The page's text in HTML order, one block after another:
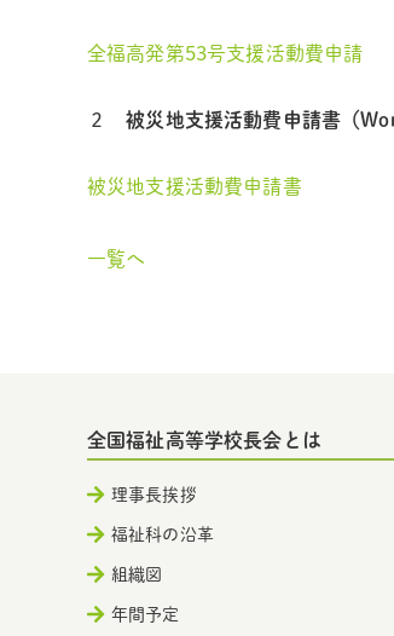
全福高発第53号支援活動費申請
２被災地支援活動費申請書（
被災地支援活動費申請書
一覧へ
全国福祉高等学校長会とは
理事長挨拶
福祉科の沿革
組織図
年間予定